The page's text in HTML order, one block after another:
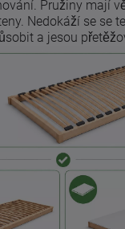
Pružiny mají
Nedokáží se se
a jesou